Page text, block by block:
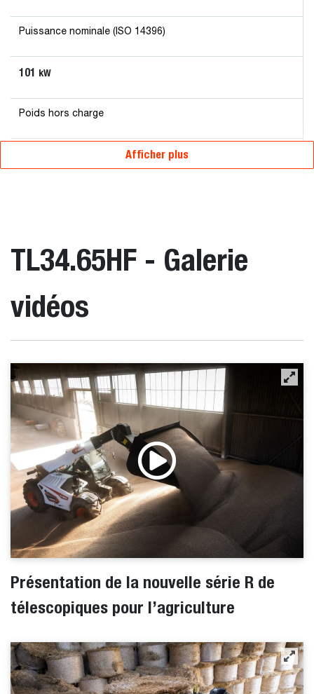
Puissance nominale (ISO 14396)
101 kW
Poids hors charge
Afficher plus
TL34.65HF - Galerie
vidéos
Présentation de la nouvelle série R de
télescopiques pour l’agriculture